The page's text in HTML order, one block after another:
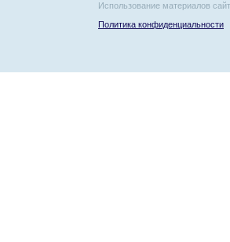
Использование материалов
Политика конфиденциальности